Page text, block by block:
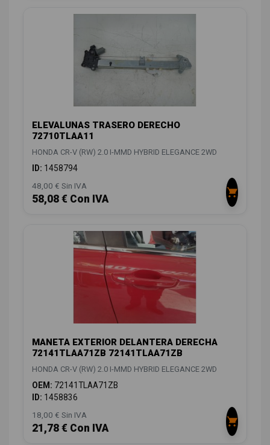
ELEVALUNAS TRASERO DERECHO
72710TLAA11
HONDA CR-V (RW) 2.0 I-MMD HYBRID ELEGANCE 2WD
ID: 1458794
48,00 € Sin IVA
58,08 € Con IVA
MANETA EXTERIOR DELANTERA DERECHA
72141TLAA71ZB 72141TLAA71ZB
HONDA CR-V (RW) 2.0 I-MMD HYBRID ELEGANCE 2WD
OEM: 72141TLAA71ZB
ID: 1458836
18,00 € Sin IVA
21,78 € Con IVA